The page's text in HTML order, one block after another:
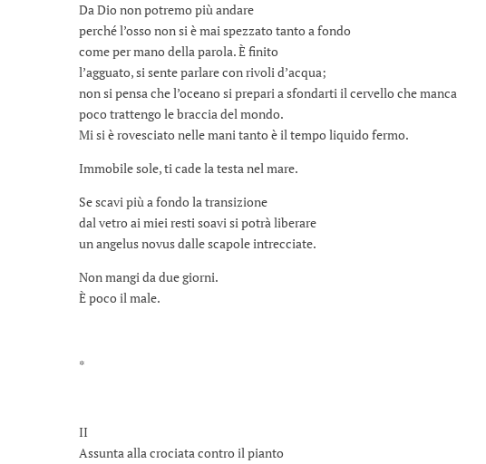
Da Dio non potremo più andare
perché l’osso non si è mai spezzato tanto a fondo
come per mano della parola. È finito
l’agguato, si sente parlare con rivoli d’acqua;
non si pensa che l’oceano si prepari a sfondarti il cervello che manca
poco trattengo le braccia del mondo.
Mi si è rovesciato nelle mani tanto è il tempo liquido fermo.
Immobile sole, ti cade la testa nel mare.
Se scavi più a fondo la transizione
dal vetro ai miei resti soavi si potrà liberare
un angelus novus dalle scapole intrecciate.
Non mangi da due giorni.
È poco il male.
*
II
Assunta alla crociata contro il pianto